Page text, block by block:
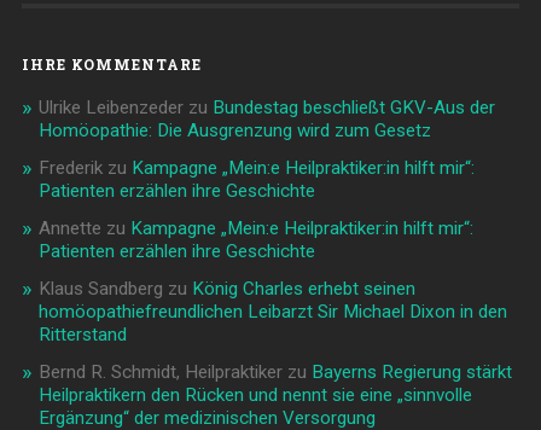
IHRE KOMMENTARE
Ulrike Leibenzederzu Bundestag beschließt GKV-Aus der
Homöopathie: Die Ausgrenzung wird zum Gesetz
Frederikzu Kampagne „Mein:e Heilpraktiker:in hilft mir“:
Patienten erzählen ihre Geschichte
Annette zu Kampagne „Mein:e Heilpraktiker:in hilft mir“:
Patienten erzählen ihre Geschichte
Klaus Sandberg zu König Charles erhebt seinen
homöopathiefreundlichen Leibarzt Sir Michael Dixon in den
Ritterstand
Bernd R. Schmidt, Heilpraktikerzu Bayerns Regierung stärkt
Heilpraktikern den Rücken und nennt sie eine „sinnvolle
Ergänzung“ der medizinischen Versorgung